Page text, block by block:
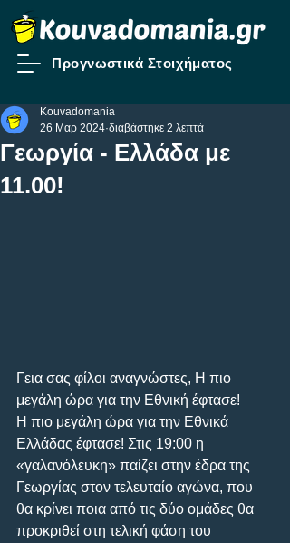
Προγνωστικά Στοιχήματος
Γεωργία - Ελλάδα με
11.00!
Kouvadomania
26 Μαρ 2024 διαβάστηκε 2 λεπτά
Γεια σας φίλοι αναγνώστες, Η πιο
μεγάλη ώρα για την Εθνική έφτασε!
Η πιο μεγάλη ώρα για την Εθνικά
Ελλάδας έφτασε! Στις 19:00 η
«γαλανόλευκη» παίζει στην έδρα της
Γεωργίας στον τελευταίο αγώνα, που
θα κρίνει ποια από τις δύο ομάδες θα
προκριθεί στη τελική φάση του